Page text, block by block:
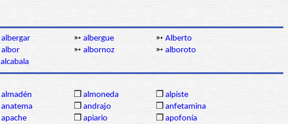
albergar ➳ albergue ➳ Alberto
albor ➳ albornoz ➳ alboroto
alcabala
almadén ❒ almoneda ❒ alpiste
anatema ❒ andrajo ❒ anfetamina
apache ❒ apiario ❒ apofonía